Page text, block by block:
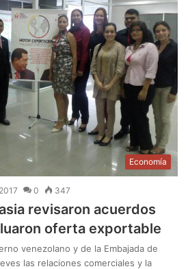
Economía
0 347
revisaron acuerdos
oferta exportable
venezolano y de la Embajada de
las relaciones comerciales y la